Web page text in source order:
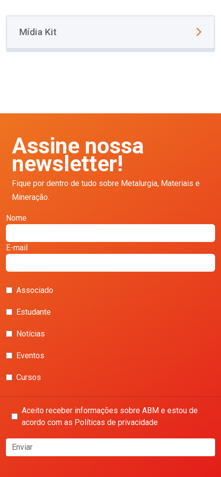
Mídia Kit
Assine nossa
newsletter!
Fique por dentro de tudo sobre Metalurgia, Materiais e
Mineração.
Nome
E-mail
Associado
Estudante
Notícias
Eventos
Cursos
Aceito receber informações sobre ABM e estou de
acordo com as Políticas de privacidade
Enviar